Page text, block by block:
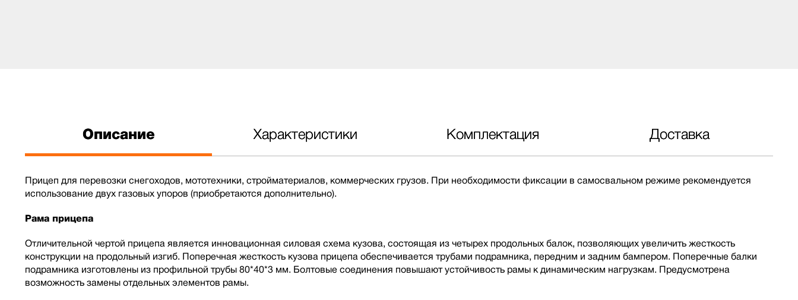
Описание Характеристики Комплектация Доставка
Прицеп для перевозки снегоходов, мототехники, стройматериалов, коммерческих грузов. При необходимости фиксации в самосвальном режиме рекомендуется
использование двух газовых упоров (приобретаются дополнительно).
Рама прицепа
Отличительной чертой прицепа является инновационная силовая схема кузова, состоящая из четырех продольных балок, позволяющих увеличить жесткость
конструкции на продольный изгиб. Поперечная жесткость кузова прицепа обеспечивается трубами подрамника, передним и задним бампером. Поперечные балки
подрамника изготовлены из профильной трубы 80*40*3 мм. Болтовые соединения повышают устойчивость рамы к динамическим нагрузкам. Предусмотрена
возможность замены отдельных элементов рамы.